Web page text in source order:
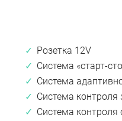
Розетка 12V
Система «старт-
Система
Система контроля
Система контроля